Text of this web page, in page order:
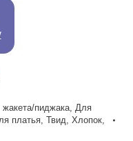
пиджака Для
платья Твид Хлопок